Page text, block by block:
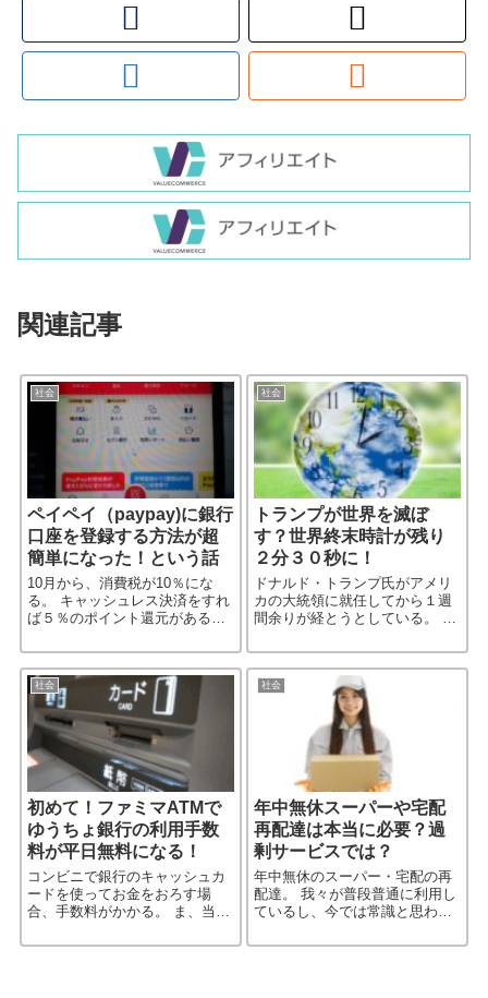
関連記事
社会
ペイペイ（paypay)に銀行
口座を登録する方法が超
簡単になった！という話
10月から、消費税が10％にな
る。 キャッシュレス決済をすれ
ば５％のポイント還元がある。
「ペイペイ（paypay）」を使う
ことにした。 支払いは、クレジ
ットカードは使わず銀［…続き
を読む］
社会
トランプが世界を滅ぼ
す？世界終末時計が残り
２分３０秒に！
ドナルド・トランプ氏がアメリ
カの大統領に就任してから１週
間余りが経とうとしている。 相
ンプ氏だが、ここに来てまた一
つ心配事が増えたようだ。 アメ
リカの科学雑誌「プレティン・
［…続きを読む］
社会
初めて！ファミマATMで
ゆうちょ銀行の利用手数
料が平日無料になる！
コンビニで銀行のキャッシュカ
ードを使ってお金をおろす場
合、手数料がかかる。 ま、当然
中、来年1月15日からあのファ
社会
年中無休スーパーや宅配
再配達は本当に必要？過
剰サービスでは？
年中無休のスーパー・宅配の再
配達。 我々が普段普通に利用し
ているし、今では常識と思われ
する側にとってはとても便利な